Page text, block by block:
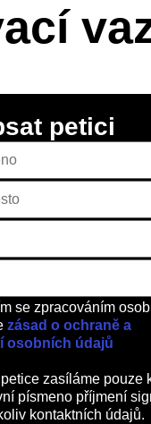
petici
se zpracováním
zásad o ochraně a
osobních údajů
zasíláme pouze
písmeno příjmení
kontaktních údajů.